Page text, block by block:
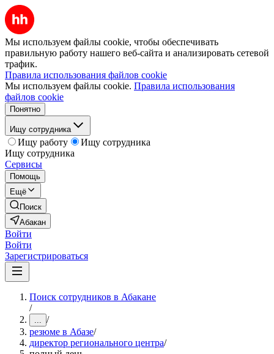
Мы используем файлы cookie, чтобы обеспечивать
правильную работу нашего веб-сайта и анализировать сетевой
трафик.
Правила использования файлов cookie
Мы используем файлы cookie. Правила использования
файлов cookie
Понятно
Ищу сотрудника
Ищу работу
Ищу сотрудника
Ищу сотрудника
Сервисы
Помощь
Ещё
Поиск
Абакан
Войти
Войти
Зарегистрироваться
Поиск сотрудников в Абакане
/
... /
резюме в Абазе/
директор регионального центра/